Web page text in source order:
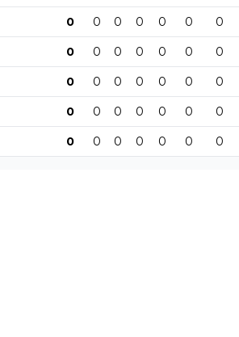
0 0 0 0 0 0 0
0 0 0 0 0 0 0
0 0 0 0 0 0 0
0 0 0 0 0 0 0
0 0 0 0 0 0 0